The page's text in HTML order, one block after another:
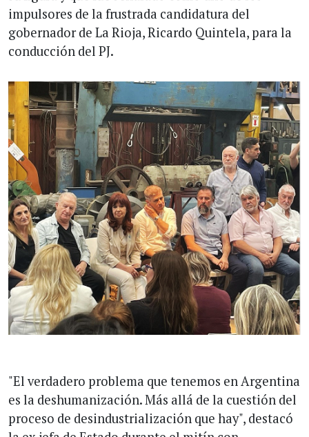
impulsores de la frustrada candidatura del
gobernador de La Rioja, Ricardo Quintela, para la
conducción del PJ.
"El verdadero problema que tenemos en Argentina
es la deshumanización. Más allá de la cuestión del
proceso de desindustrialización que hay", destacó